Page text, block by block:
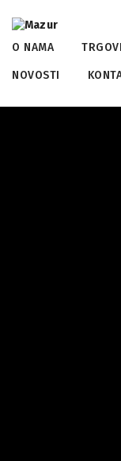
O NAMA
NOVOSTI